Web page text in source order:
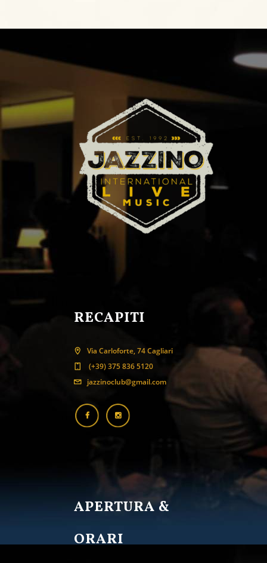
RECAPITI
Via Carloforte, 74 Cagliari
(+39) 375 836 5120
jazzinoclub@gmail.com
APERTURA &
ORARI